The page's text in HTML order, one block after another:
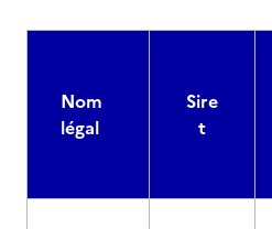
Nom
légal
Sire
t